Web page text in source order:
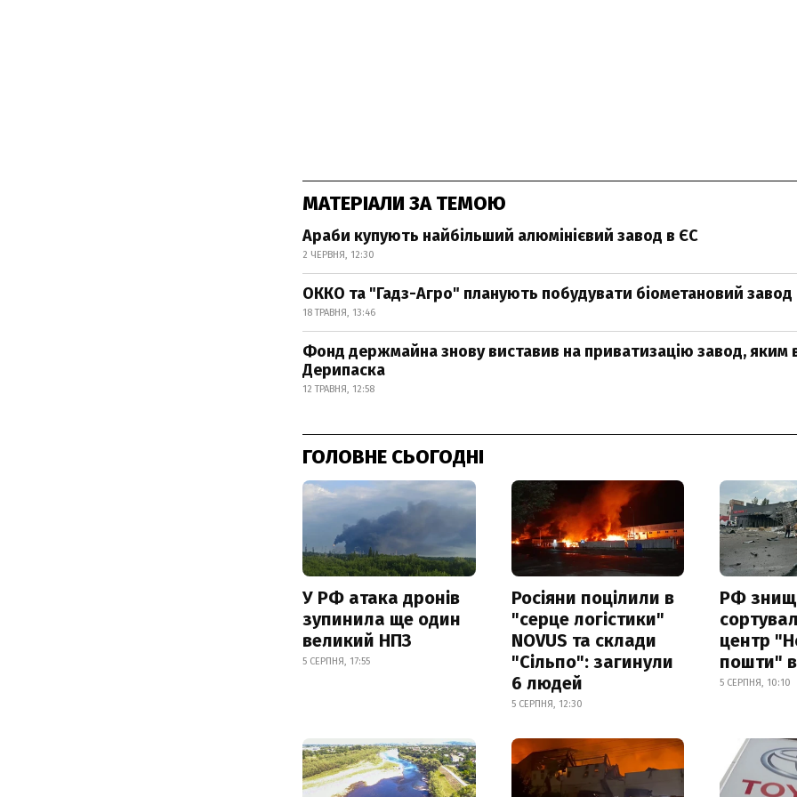
МАТЕРІАЛИ ЗА ТЕМОЮ
Араби купують найбільший алюмінієвий завод в ЄС
2 ЧЕРВНЯ, 12:30
ОККО та "Гадз-Агро" планують побудувати біометановий завод
18 ТРАВНЯ, 13:46
Фонд держмайна знову виставив на приватизацію завод, яким
Дерипаска
12 ТРАВНЯ, 12:58
ГОЛОВНЕ СЬОГОДНІ
У РФ атака дронів
зупинила ще один
великий НПЗ
5 СЕРПНЯ, 17:55
Росіяни поцілили в
"серце логістики"
NOVUS та склади
"Сільпо": загинули
6 людей
5 СЕРПНЯ, 12:30
РФ
центр
пошти" в
5 СЕРПНЯ, 10:10